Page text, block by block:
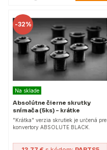
-32%
Na sklade
Absolútne čierne skrutky
snímača (5ks) - krátke
"Krátka" verzia skrutiek je určená pre
konvertory ABSOLUTE BLACK.